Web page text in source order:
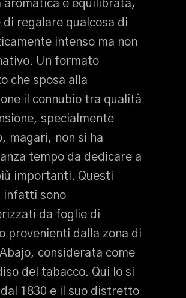
aromatica è equilibrata,
di regalare qualcosa di
intenso ma non
Un formato
che sposa alla
il connubio tra qualità
specialmente
magari, non si ha
tempo da dedicare a
importanti. Questi
infatti sono
da foglie di
provenienti dalla zona di
considerata come
del tabacco. Qui lo si
1830 e il suo distretto